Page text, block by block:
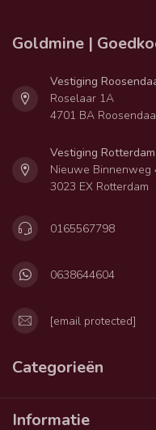
Goldmine |
Vestiging
Roselaar 1A
4701 BA
Vestiging Rotterdam
Nieuwe Binnenweg
3023 EX Rotterdam
0165567798
0638644604
[email protected]
Categorieën
Informatie